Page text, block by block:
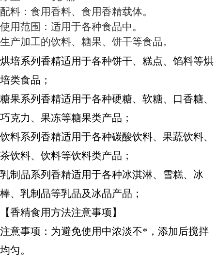
配料：食用香料、食用香精载体。
使用范围：适用于各种食品中。
生产加工的饮料、糖果、饼干等食品。
烘培系列香精适用于各种饼干、糕点、馅料等烘
培类食品；
糖果系列香精适用于各种硬糖、软糖、口香糖、
巧克力、果冻等糖果类产品；
饮料系列香精适用于各种碳酸饮料、果蔬饮料、
茶饮料、饮料等饮料类产品；
乳制品系列香精适用于各种冰淇淋、雪糕、冰
棒、乳制品等乳品及冰品产品；
【香精食用方法注意事项】
注意事项：为避免使用中浓淡不*，添加后搅拌
均匀。